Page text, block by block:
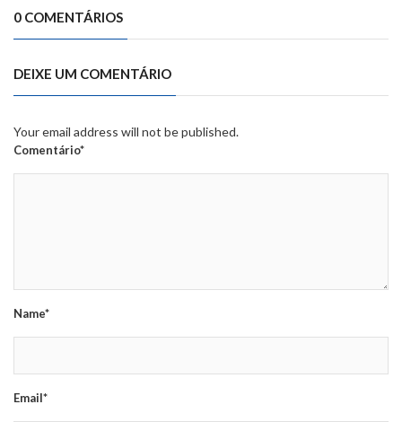
0 COMENTÁRIOS
DEIXE UM COMENTÁRIO
Your email address will not be published.
Comentário*
Name*
Email*